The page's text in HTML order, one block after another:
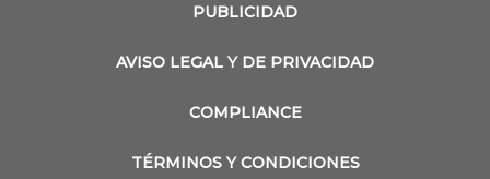
PUBLICIDAD
AVISO LEGAL Y DE PRIVACIDAD
COMPLIANCE
TÉRMINOS Y CONDICIONES